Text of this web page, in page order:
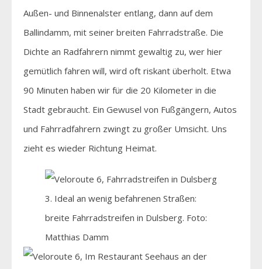
Außen- und Binnenalster entlang, dann auf dem
Ballindamm, mit seiner breiten Fahrradstraße. Die
Dichte an Radfahrern nimmt gewaltig zu, wer hier
gemütlich fahren will, wird oft riskant überholt. Etwa
90 Minuten haben wir für die 20 Kilometer in die
Stadt gebraucht. Ein Gewusel von Fußgängern, Autos
und Fahrradfahrern zwingt zu großer Umsicht. Uns
zieht es wieder Richtung Heimat.
3. Ideal an wenig befahrenen Straßen:
breite Fahrradstreifen in Dulsberg. Foto:
Matthias Damm